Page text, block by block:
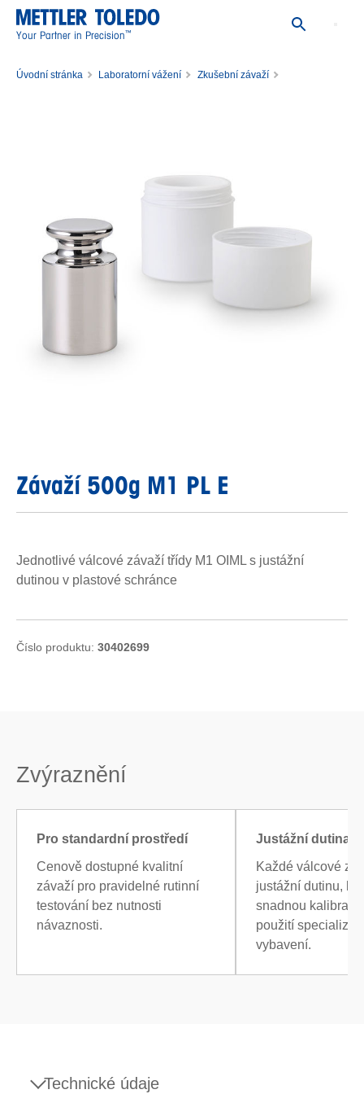
Your Partner in Precision™
Úvodní stránka Laboratorní vážení
Zkušební závaží
Závaží 500g M1 PL E
Jednotlivé válcové závaží třídy M1 OIML s justážní
dutinou v plastové schránce
Číslo produktu: 30402699
Zvýraznění
Pro standardní prostředí
Cenově dostupné kvalitní
závaží pro pravidelné rutinní
testování bez nutnosti
návaznosti.
Justážní dutina
Každé válcové
justážní dutinu,
snadnou kalibraci
použití
vybavení.
Technické údaje